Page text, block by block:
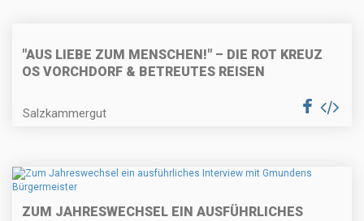
"AUS LIEBE ZUM MENSCHEN!" – DIE ROT KREUZ
OS VORCHDORF & BETREUTES REISEN
Salzkammergut
ZUM JAHRESWECHSEL EIN AUSFÜHRLICHES